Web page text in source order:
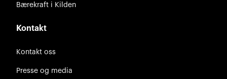
Bærekraft i Kilden
Kontakt
Kontakt oss
Presse og media